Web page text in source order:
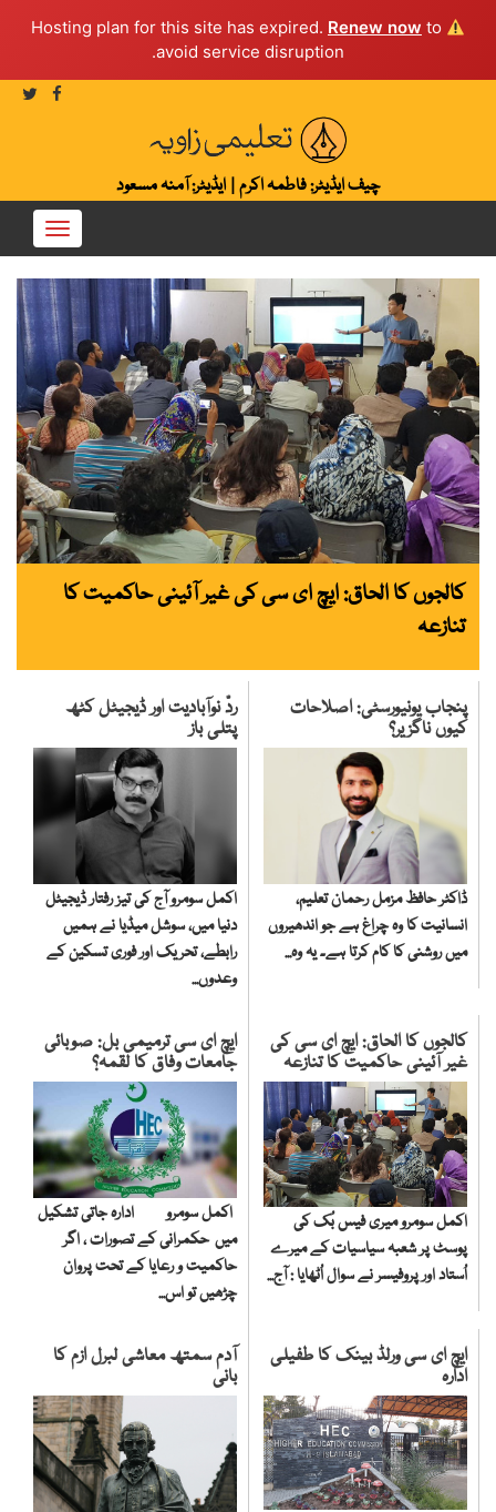
Renew now to
avoid service disruption.
چیف ایڈیٹر: فاطمہ اکرم| ایڈیٹر: آمنہ مسعود
کالجوں کا الحاق: ایچ ای سی کی غیر آئینی حاکمیت کا
تنازعہ
پنجاب یونیورسٹی: اصلاحات
کیوں ناگزیر؟
ڈاکٹر حافظ مزمل رحمان تعلیم،
انسانیت کا وہ چراغ ہے جو اندھیروں
میں روشنی کا کام کرتا ہے۔ یہ وہ...
ردّ نوآبادیت اور ڈیجیٹل کٹھ
پتلی باز
اکمل سومرو آج کی تیز رفتار ڈیجیٹل
دنیا میں، سوشل میڈیا نے ہمیں
رابطے، تحریک اور فوری تسکین کے
وعدوں...
کالجوں کا الحاق: ایچ ای سی کی
غیر آئینی حاکمیت کا تنازعہ
اکمل سومرو میری فیس بُک کی
پوسٹ پر شعبہ سیاسیات کے میرے
اُستاد اور پروفیسر نے سوال اُٹھایا : آج...
ایچ ای سی ترمیمی بل: صوبائی
جامعات وفاق کا لقمہ؟
اکمل سومرو ادارہ جاتی تشکیل
میں حکمرانی کے تصورات ، اگر
حاکمیت و رعایا کے تحت پروان
چڑھیں تو اس...
ایچ ای سی ورلڈ بینک کا طفیلی
ادارہ
آدم سمتھ معاشی لبرل ازم کا
بانی